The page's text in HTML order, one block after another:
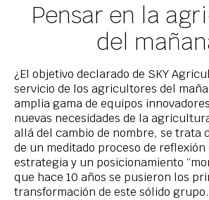
Pensar en la
del
¿El objetivo declarado de SKY
servicio de los agricultores del
amplia gama de equipos
nuevas necesidades de la
allá del cambio de nombre, se trata
de un meditado proceso de
estrategia y un posicionamiento
que hace 10 años se pusieron los
transformación de este sólido grupo.